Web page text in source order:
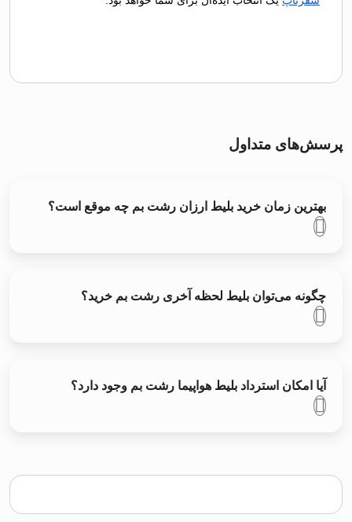
پرسش‌های متداول
بهترین زمان خرید بلیط ارزان رشت بم چه موقع است؟
چگونه می‌توان بلیط لحظه آخری رشت بم خرید؟
آیا امکان استرداد بلیط هواپیما رشت بم وجود دارد؟